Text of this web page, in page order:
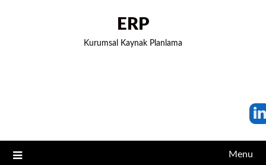
ERP
Kurumsal Kaynak Planlama
Menu